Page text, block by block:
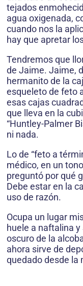
tejados
agua oxigenada,
cuando nos la
hay que apretar
Tendremos que
de Jaime. Jaime,
hermanito de la
esqueleto de feto
esas cajas
que lleva en la
“Huntley-Palmer
ni nada.
Lo de “feto a
médico, en un
preguntó por qué
Debe estar en la
uso de razón.
Ocupa un lugar
huele a naftalina
oscuro de la
ahora sirve de
quedado desde la